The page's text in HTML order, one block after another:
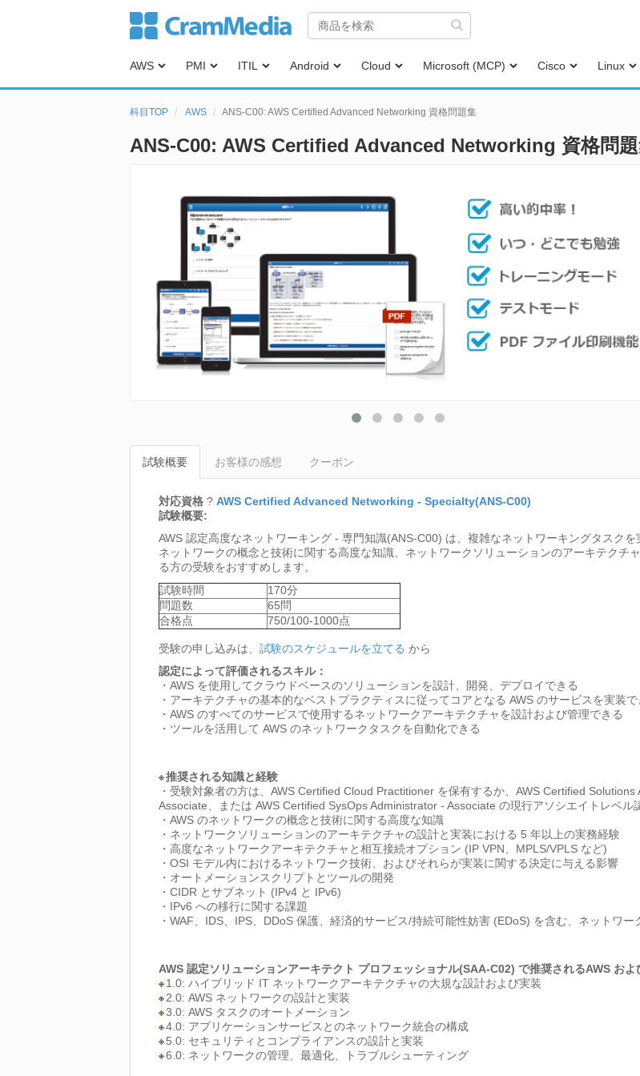
AWS PMI ITIL Android Cloud Microsoft (MCP) Cisco Linux
科目TOP AWS ANS-C00: AWS Certified Advanced Networking 資格問題集
ANS-C00: AWS Certified Advanced Networking 資格問
試験概要 お客様の感想 クーポン
対応資格 ? AWS Certified Advanced Networking - Specialty(ANS-C00)
試験概要:
AWS 認定高度なネットワーキング - 専門知識(ANS-C00) は、複雑なネットワーキングタスク
ネットワークの概念と技術に関する高度な知識、ネットワークソリューションのアーキテクチ
る方の受験をおすすめします。
試験時間
170分
問題数
65問
合格点
750/100-1000点
受験の申し込みは、 試験のスケジュールを立てる から
認定によって評価されるスキル：
・AWS を使用してクラウドベースのソリューションを設計、開発、デプロイできる
・アーキテクチャの基本的なベストプラクティスに従ってコアとなる AWS のサービスを実装で
・AWS のすべてのサービスで使用するネットワークアーキテクチャを設計および管理できる
・ツールを活用して AWS のネットワークタスクを自動化できる
推奨される知識と経験
・受験対象者の方は、AWS Certified Cloud Practitioner を保有するか、AWS Certified
Associate、または AWS Certified SysOps Administrator - Associate の現行アソシエイトレベル
・AWS のネットワークの概念と技術に関する高度な知識
・ネットワークソリューションのアーキテクチャの設計と実装における 5 年以上の実務経験
・高度なネットワークアーキテクチャと相互接続オプション (IP VPN、MPLS/VPLS など)
・OSI モデル内におけるネットワーク技術、およびそれらが実装に関する決定に与える影響
・オートメーションスクリプトとツールの開発
・CIDR とサブネット (IPv4 と IPv6)
・IPv6 への移行に関する課題
・WAF、IDS、IPS、DDoS 保護、経済的サービス/持続可能性妨害 (EDoS) を含む、ネットワ
AWS 認定ソリューションアーキテクト プロフェッショナル(SAA-C02) で推奨されるAWS およ
1.0: ハイブリッド IT ネットワークアーキテクチャの大規な設計および実装
2.0: AWS ネットワークの設計と実装
3.0: AWS タスクのオートメーション
4.0: アプリケーションサービスとのネットワーク統合の構成
5.0: セキュリティとコンプライアンスの設計と実装
6.0: ネットワークの管理、最適化、トラブルシューティング